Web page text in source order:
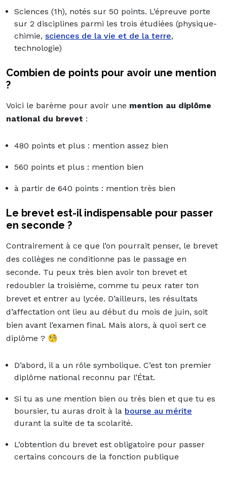
Sciences (1h), notés sur 50 points. L’épreuve porte
sur 2 disciplines parmi les trois étudiées (physique-
chimie, sciences de la vie et de la terre,
technologie)
Combien de points pour avoir une mention
?
Voici le barème pour avoir une mention au diplôme
national du brevet :
480 points et plus : mention assez bien
560 points et plus : mention bien
à partir de 640 points : mention très bien
Le brevet est-il indispensable pour passer
en seconde ?
Contrairement à ce que l’on pourrait penser, le brevet
des collèges ne conditionne pas le passage en
seconde. Tu peux très bien avoir ton brevet et
redoubler la troisième, comme tu peux rater ton
brevet et entrer au lycée. D’ailleurs, les résultats
d’affectation ont lieu au début du mois de juin, soit
bien avant l’examen final. Mais alors, à quoi sert ce
diplôme ? 🧐
D’abord, il a un rôle symbolique. C’est ton premier
diplôme national reconnu par l’État.
Si tu as une mention bien ou très bien et que tu es
boursier, tu auras droit à la bourse au mérite
durant la suite de ta scolarité.
L’obtention du brevet est obligatoire pour passer
certains concours de la fonction publique